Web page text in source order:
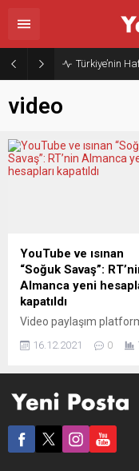
Türkiye’nin
video
YouTube ve ısınan
“Soğuk Savaş”:
Almanca yeni
kapatıldı
Video paylaşım
(RT) Almanca yayın
Platform tarafından
YouTube’da “RT yayında”
adlı yeni kanalının yayına
16.12.2021 0